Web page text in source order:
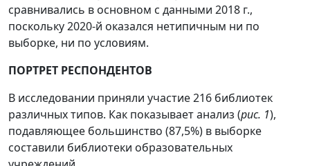
сравнивались в основном с данными 2018 г.,
поскольку 2020-й оказался нетипичным ни по
выборке, ни по условиям.
ПОРТРЕТ РЕСПОНДЕНТОВ
В исследовании приняли участие 216 библиотек
различных типов. Как показывает анализ (рис. 1),
подавляющее большинство (87,5%) в выборке
составили библиотеки образовательных